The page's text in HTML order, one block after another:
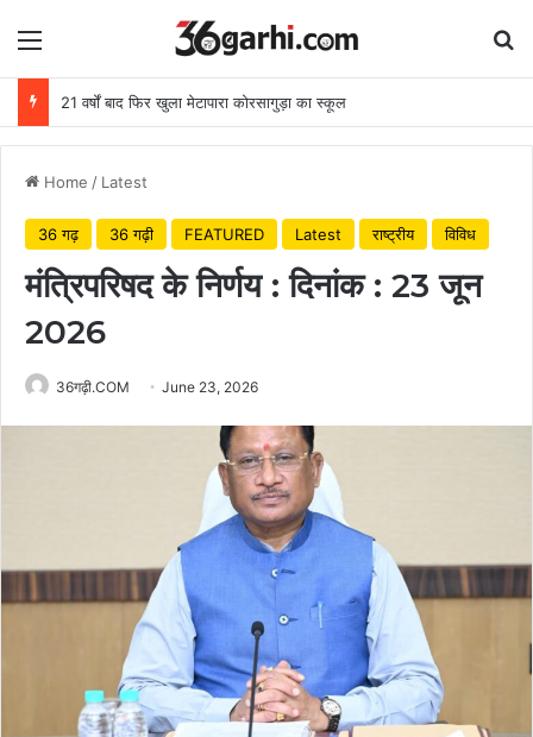
Menu
21 वर्षों बाद फिर खुला मेटापारा कोरसागुड़ा का स्कूल
Home / Latest
36 गढ़ 36 गढ़ी FEATURED Latest राष्ट्रीय विविध
मंत्रिपरिषद के निर्णय : दिनांक : 23 जून
2026
36गढ़ी.COM June 23, 2026